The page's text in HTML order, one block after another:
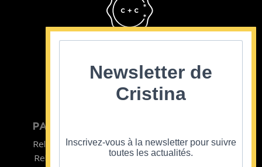
PARTICULIER
Relooking homme
Relooking femme
Team Building
Newsletter de
Cristina
Inscrivez-vous à la newsletter pour suivre
toutes les actualités.